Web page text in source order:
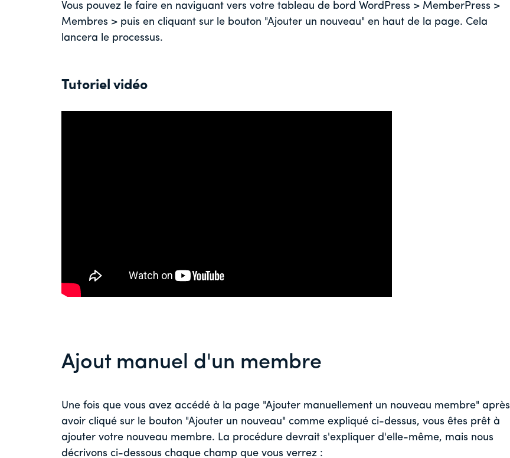
Vous pouvez le faire en naviguant vers votre tableau de bord WordPress > MemberPress >
Membres > puis en cliquant sur le bouton "Ajouter un nouveau" en haut de la page. Cela
lancera le processus.
Tutoriel vidéo
Ajout manuel d'un membre
Une fois que vous avez accédé à la page "Ajouter manuellement un nouveau membre" après
avoir cliqué sur le bouton "Ajouter un nouveau" comme expliqué ci-dessus, vous êtes prêt à
ajouter votre nouveau membre. La procédure devrait s'expliquer d'elle-même, mais nous
décrivons ci-dessous chaque champ que vous verrez :